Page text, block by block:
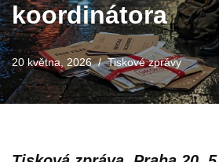
koordinátora
20 května, 2026 Tiskové zprávy